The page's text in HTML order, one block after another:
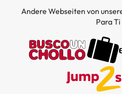
Andere Webseiten von
Para Ti